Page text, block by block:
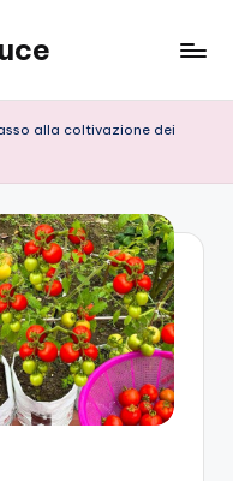
alla coltivazione dei